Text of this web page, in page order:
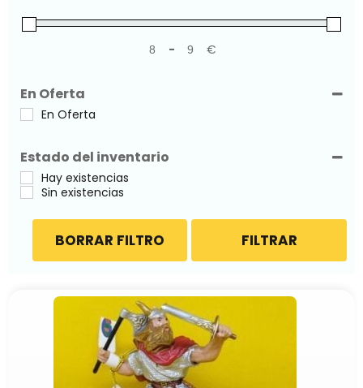
Minimum Price
- Maximum Price
€
En Oferta
En Oferta
Estado del inventario
Hay existencias
Sin existencias
FILTRAR
BORRAR FILTRO